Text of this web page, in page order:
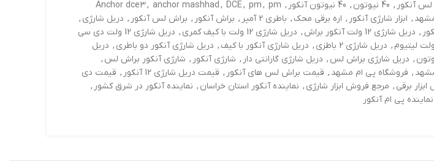
, 40 نیوتون , 40 نیوتون آنکور ,
Anchor dce3, anchor mashhad, DCE, pm, pm
, ابزار شارژی آنکور , اره برقی محک, باطری 2 آمپر , براش آنکور , براش لس آنکور , دریل شارژي ,
, دریل شارژی 12 ولت آنکور براش , دریل شارژی 12 ولت با کیف کمری ,
دریل شارژی 12 ولت دی سی
, دریل شارژی 2 باطزی , دریل شارژی آنکور با کیف, دریل شارژی آنکور دو باطری , دریل
, دریل شارژی براش لس , دریل شارژی گارانتی دار , شارژی آنکور , شارژی آنکور براش لس ,
, فروشگاه پی ام مشهد , قیمت براش لس های آنکور , قیمت دریل شارژی 12 آنکور , قیمت دی
برقی , مرجع فروش ابزار شارژی , نماینده آنکور استان خراسان , نماینده آنکور در شرق کشور ,
نماینده پی ام آنکور